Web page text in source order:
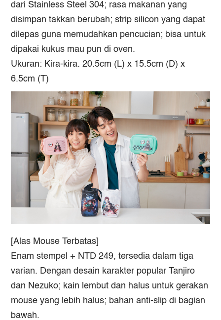
dari Stainless Steel 304; rasa makanan yang
disimpan takkan berubah; strip silicon yang dapat
dilepas guna memudahkan pencucian; bisa untuk
dipakai kukus mau pun di oven.
Ukuran: Kira-kira. 20.5cm (L) x 15.5cm (D) x
6.5cm (T)
[Alas Mouse Terbatas]
Enam stempel + NTD 249, tersedia dalam tiga
varian. Dengan desain karakter popular Tanjiro
dan Nezuko; kain lembut dan halus untuk gerakan
mouse yang lebih halus; bahan anti-slip di bagian
bawah.